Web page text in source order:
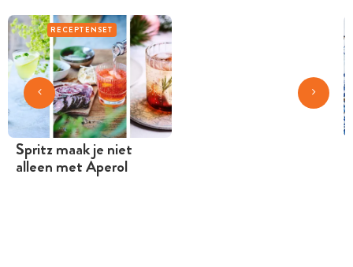
RECEPTENSET
Spritz maak je niet
alleen met Aperol